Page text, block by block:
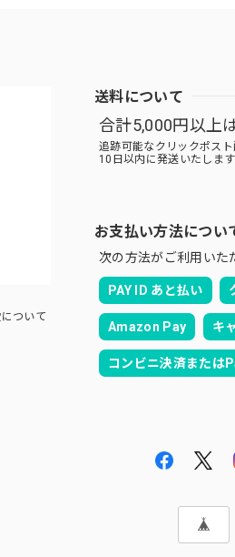
ついて
送料について
合計5,000円以上
追跡可能なクリックポスト
10日以内に発送いたします
お支払い方法につい
次の方法がご利用いた
PAY ID あと払い
Amazon Pay キ
コンビニ決済または